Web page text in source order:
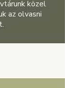
közel
az olvasni